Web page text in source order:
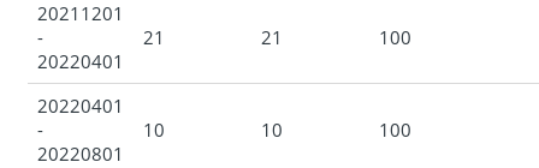
20211201
-
20220401
21 21 100
20220401
-
20220801
10 10 100